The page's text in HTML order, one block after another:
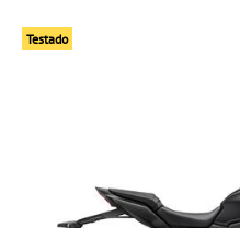
Testado